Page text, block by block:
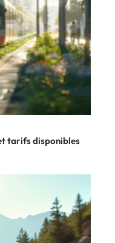
tarifs disponibles